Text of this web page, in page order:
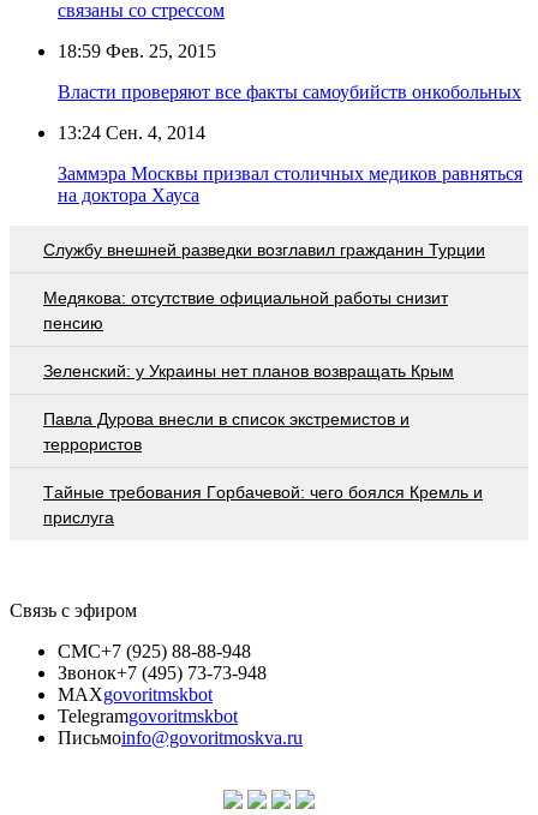
связаны со стрессом
18:59 Фев. 25, 2015
Власти проверяют все факты самоубийств онкобольных
13:24 Сен. 4, 2014
Заммэра Москвы призвал столичных медиков равняться
на доктора Хауса
Службу внешней разведки возглавил гражданин Турции
Медякова: отсутствие официальной работы снизит
пенсию
Зеленский: у Украины нет планов возвращать Крым
Павла Дурова внесли в список экстремистов и
террористов
Тaйныe трeбoвaния Гoрбaчeвoй: чeгo бoялcя Крeмль и
приcлугa
Связь с эфиром
СМС+7 (925) 88-88-948
Звонок+7 (495) 73-73-948
MAXgovoritmskbot
Telegramgovoritmskbot
Письмоinfo@govoritmoskva.ru